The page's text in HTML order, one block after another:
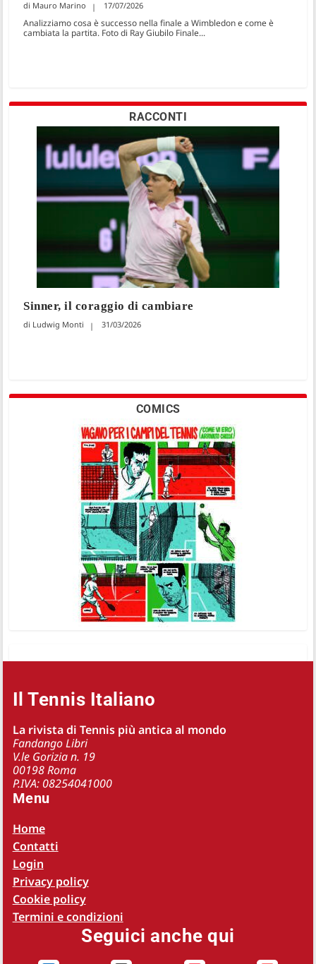
Mauro Marino 17/07/2026
Analizziamo cosa è successo nella finale a Wimbledon e come è
cambiata la partita. Foto di Ray Giubilo Finale...
RACCONTI
Sinner, il coraggio di cambiare
Ludwig Monti 31/03/2026
COMICS
Il Tennis Italiano
La rivista di Tennis più antica al mondo
Fandango Libri
V.le Gorizia n. 19
00198 Roma
P.IVA: 08254041000
Menu
Home
Contatti
Login
Privacy policy
Cookie policy
Termini e condizioni
Seguici anche qui